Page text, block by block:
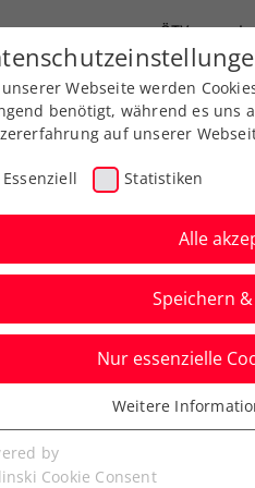
ÖTV
Ausbildung Services
Webseite werden
benötigt, während es uns
auf unserer
Essenziell Statistiken
Alle
Speichern
Nur essenzielle
Cookies werden für
benötigt. Dadurch ist
Weitere
by
Cookie Consent